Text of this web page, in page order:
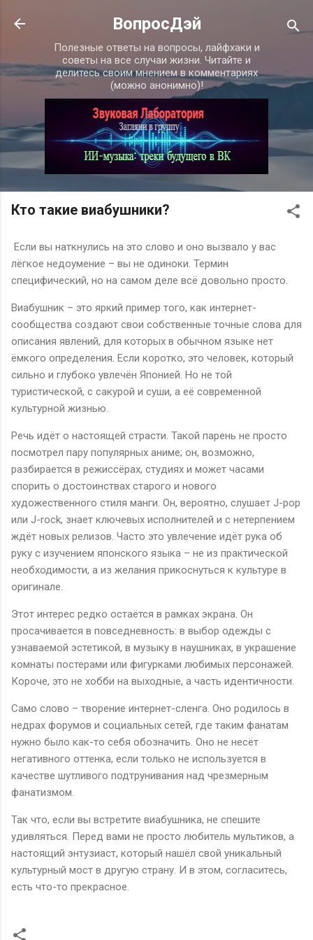
К основному контенту
ВопросДэй
Полезные ответы на вопросы, лайфхаки и
советы на все случаи жизни. Читайте и
делитесь своим мнением в комментариях
(можно анонимно)!
Кто такие виабушники?
Если вы наткнулись на это слово и оно вызвало у вас
лёгкое недоумение – вы не одиноки. Термин
специфический, но на самом деле всё довольно просто.
Виабушник – это яркий пример того, как интернет-
сообщества создают свои собственные точные слова для
описания явлений, для которых в обычном языке нет
ёмкого определения. Если коротко, это человек, который
сильно и глубоко увлечён Японией. Но не той
туристической, с сакурой и суши, а её современной
культурной жизнью.
Речь идёт о настоящей страсти. Такой парень не просто
посмотрел пару популярных аниме; он, возможно,
разбирается в режиссёрах, студиях и может часами
спорить о достоинствах старого и нового
художественного стиля манги. Он, вероятно, слушает J-pop
или J-rock, знает ключевых исполнителей и с нетерпением
ждёт новых релизов. Часто это увлечение идёт рука об
руку с изучением японского языка – не из практической
необходимости, а из желания прикоснуться к культуре в
оригинале.
Этот интерес редко остаётся в рамках экрана. Он
просачивается в повседневность: в выбор одежды с
узнаваемой эстетикой, в музыку в наушниках, в украшение
комнаты постерами или фигурками любимых персонажей.
Короче, это не хобби на выходные, а часть идентичности.
Само слово – творение интернет-сленга. Оно родилось в
недрах форумов и социальных сетей, где таким фанатам
нужно было как-то себя обозначить. Оно не несёт
негативного оттенка, если только не используется в
качестве шутливого подтрунивания над чрезмерным
фанатизмом.
Так что, если вы встретите виабушника, не спешите
удивляться. Перед вами не просто любитель мультиков, а
настоящий энтузиаст, который нашёл свой уникальный
культурный мост в другую страну. И в этом, согласитесь,
есть что-то прекрасное.